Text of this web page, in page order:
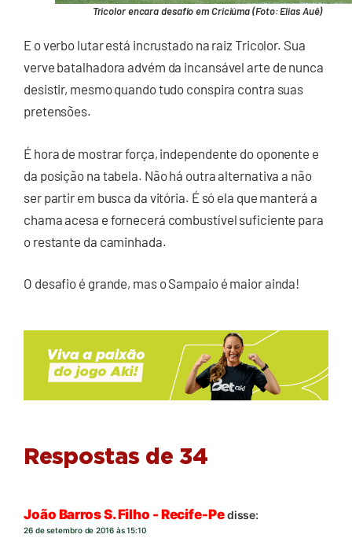
Tricolor encara desafio em Criciúma (Foto: Elias Auê)
E o verbo lutar está incrustado na raiz Tricolor. Sua
verve batalhadora advém da incansável arte de nunca
desistir, mesmo quando tudo conspira contra suas
pretensões.
É hora de mostrar força, independente do oponente e
da posição na tabela. Não há outra alternativa a não
ser partir em busca da vitória. É só ela que manterá a
chama acesa e fornecerá combustível suficiente para
o restante da caminhada.
O desafio é grande, mas o Sampaio é maior ainda!
Respostas de 34
João Barros S. Filho - Recife-Pedisse:
26 de setembro de 2016 às 15:10